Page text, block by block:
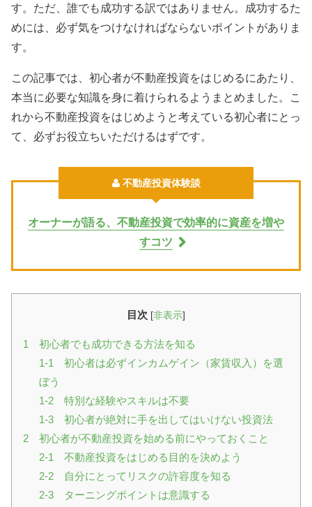
す。ただ、誰でも成功する訳ではありません。成功するた
めには、必ず気をつけなければならないポイントがありま
す。
この記事では、初心者が不動産投資をはじめるにあたり、
本当に必要な知識を身に着けられるようまとめました。こ
れから不動産投資をはじめようと考えている初心者にとっ
て、必ずお役立ちいただけるはずです。
不動産投資体験談
オーナーが語る、不動産投資で効率的に資産を増や
すコツ
目次 [非表示]
1 初心者でも成功できる方法を知る
1-1 初心者は必ずインカムゲイン（家賃収入）を選
ぼう
1-2 特別な経験やスキルは不要
1-3 初心者が絶対に手を出してはいけない投資法
2 初心者が不動産投資を始める前にやっておくこと
2-1 不動産投資をはじめる目的を決めよう
2-2 自分にとってリスクの許容度を知る
2-3 ターニングポイントは意識する